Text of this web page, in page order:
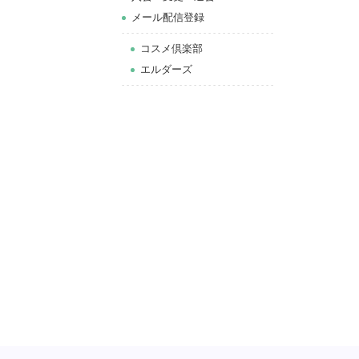
メール配信登録
コスメ倶楽部
エルダーズ